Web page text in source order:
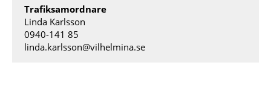
Trafiksamordnare
Linda Karlsson
0940-141 85
linda.karlsson@vilhelmina.se